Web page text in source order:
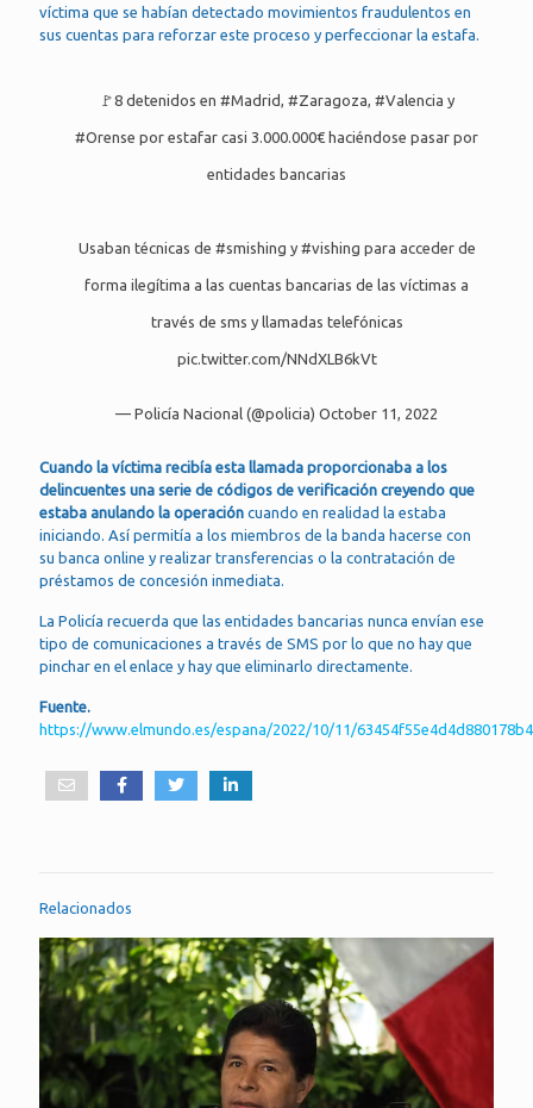
víctima que se habían detectado movimientos fraudulentos en
sus cuentas para reforzar este proceso y perfeccionar la estafa.
🚩8 detenidos en#Madrid,#Zaragoza,#Valencia y
#Orense por estafar casi 3.000.000€ haciéndose pasar por
entidades bancarias
Usaban técnicas de #smishing y #vishing para acceder de
forma ilegítima a las cuentas bancarias de las víctimas a
través de sms y llamadas telefónicas
pic.twitter.com/NNdXLB6kVt
— Policía Nacional (@policia)October 11, 2022
Cuando la víctima recibía esta llamada proporcionaba a los
delincuentes una serie de códigos de verificación creyendo que
estaba anulando la operación cuando en realidad la estaba
iniciando. Así permitía a los miembros de la banda hacerse con
su banca online y realizar transferencias o la contratación de
préstamos de concesión inmediata.
La Policía recuerda que las entidades bancarias nunca envían ese
tipo de comunicaciones a través de SMS por lo que no hay que
pinchar en el enlace y hay que eliminarlo directamente.
Fuente.
https://www.elmundo.es/espana/2022/10/11/
Relacionados